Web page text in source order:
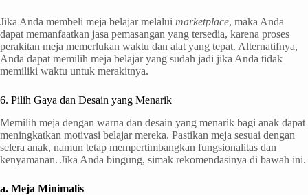
Jika Anda membeli meja belajar melalui marketplace, maka Anda
dapat memanfaatkan jasa pemasangan yang tersedia, karena proses
perakitan meja memerlukan waktu dan alat yang tepat. Alternatifnya,
Anda dapat memilih meja belajar yang sudah jadi jika Anda tidak
memiliki waktu untuk merakitnya.
6. Pilih Gaya dan Desain yang Menarik
Memilih meja dengan warna dan desain yang menarik bagi anak dapat
meningkatkan motivasi belajar mereka. Pastikan meja sesuai dengan
selera anak, namun tetap mempertimbangkan fungsionalitas dan
kenyamanan. Jika Anda bingung, simak rekomendasinya di bawah ini.
a. Meja Minimalis